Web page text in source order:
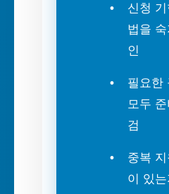
신청
법을
인
필요한
모두
검
중복
이 있